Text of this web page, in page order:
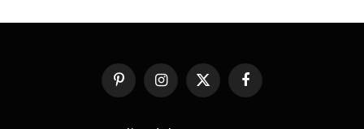
فيسبوك X
(Twitter)
الانستغرامبينتيريست